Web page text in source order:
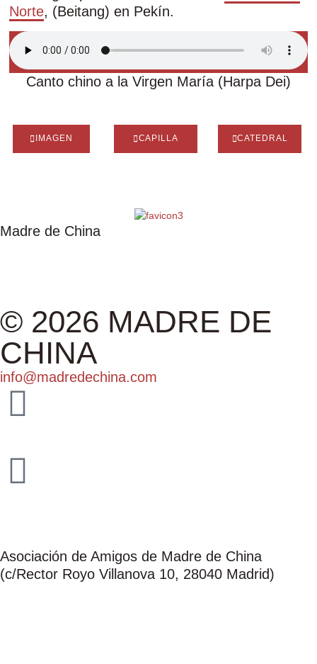
Norte, (Beitang) en Pekín.
Canto chino a la Virgen María (Harpa Dei)
IMAGEN CAPILLA CATEDRAL
Madre de China
© 2026 MADRE DE
CHINA
info@madredechina.com
Asociación de Amigos de Madre de China
(c/Rector Royo Villanova 10, 28040 Madrid)